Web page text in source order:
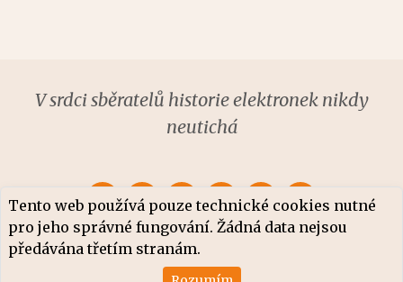
V srdci sběratelů historie elektronek nikdy
neutichá
Copyright © 2005 – 2026 *ALFA* elektronky
Tento web používá pouze technické cookies nutné
pro jeho správné fungování. Žádná data nejsou
předávána třetím stranám.